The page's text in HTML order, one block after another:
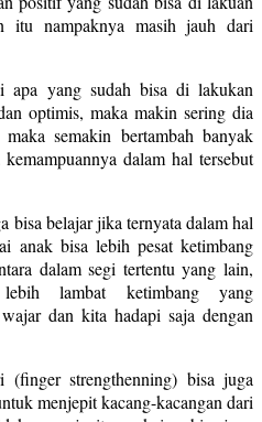
itu nampaknya masih jauh dari
apa yang sudah bisa di lakukan
optimis, maka makin sering dia
semakin bertambah banyak
dalam hal tersebut
bisa belajar jika ternyata dalam hal
anak bisa lebih pesat ketimbang
dalam segi tertentu yang lain,
lebih lambat ketimbang yang
dan kita hadapi saja dengan
(finger strengthenning) bisa juga
menjepit kacang-kacangan dari